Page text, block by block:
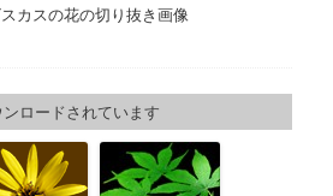
カスの花の切り抜き画像
ロードされています